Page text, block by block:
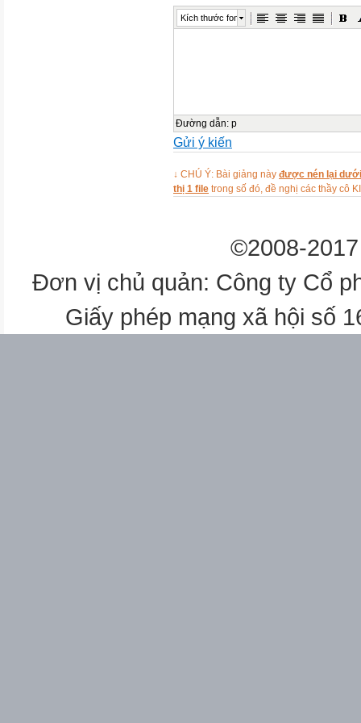
5’
- HS hát
- HS trả lời
2. Phần hoạt động:
Ôn luyện từ ngữ, mẫu câu
- GV dùng vật thật hoạc
áo, quần, váy, cái mũ, đôi
cái chén (cái li), cái giường,
- Dùng các động tác cử chỉ
Trong quá trình ôn luyện từ
Kích thước font
Đường dẫn: p
Gửi ý kiến
↓ CHÚ Ý: Bài giảng này được nén lại
thị 1 file trong số đó, đề nghị các thầy cô
©2008-
Đơn vị chủ quản: Công ty Cổ
Giấy phép mạng xã hội số